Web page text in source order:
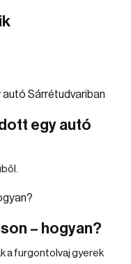
egy autó
– hogyan?
a furgontolvaj gyerek